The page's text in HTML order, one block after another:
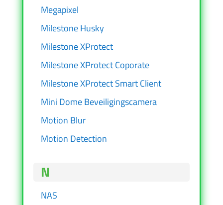
Megapixel
Milestone Husky
Milestone XProtect
Milestone XProtect Coporate
Milestone XProtect Smart Client
Mini Dome Beveiligingscamera
Motion Blur
Motion Detection
N
NAS